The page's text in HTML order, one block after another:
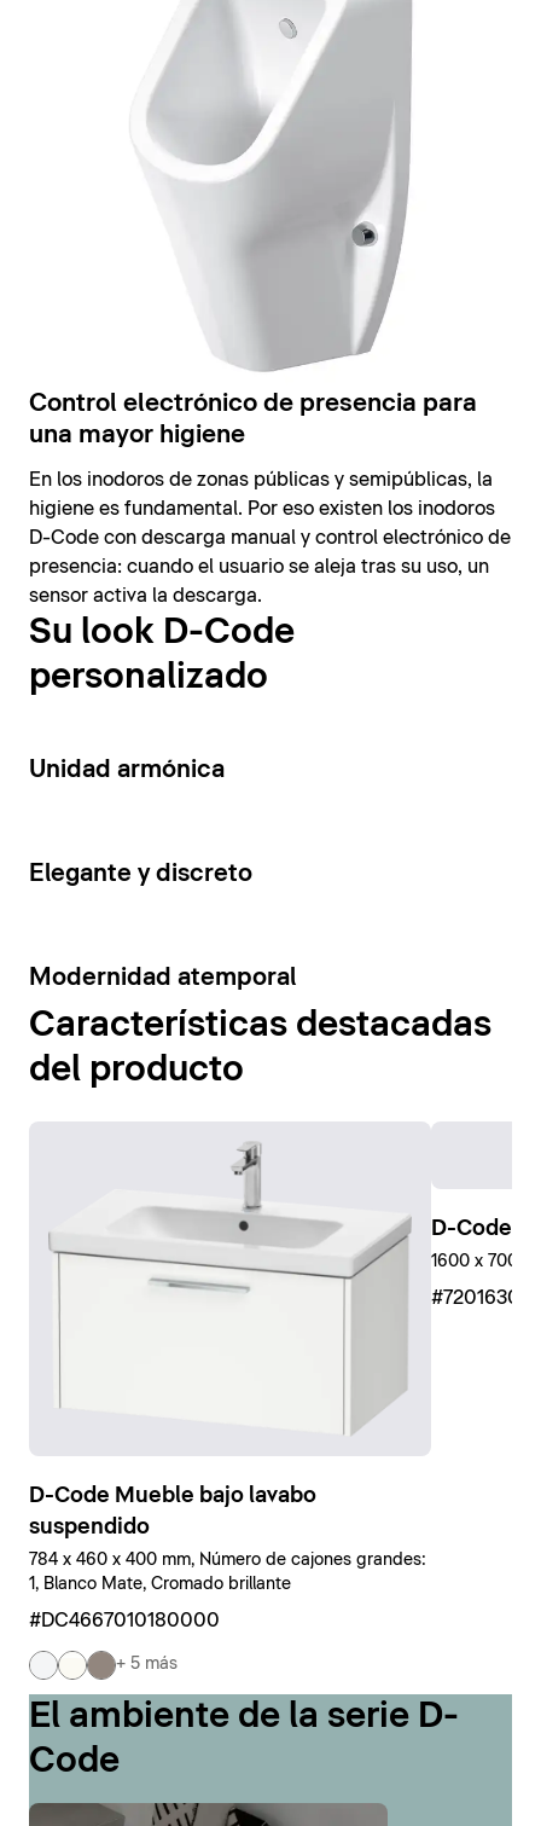
Control electrónico de presencia para
una mayor higiene
En los inodoros de zonas públicas y semipúblicas, la
higiene es fundamental. Por eso existen los inodoros
D-Code con descarga manual y control electrónico de
presencia: cuando el usuario se aleja tras su uso, un
sensor activa la descarga.
Su look D-Code
personalizado
14
Unidad armónica
15
Elegante y discreto
10
Modernidad atemporal
Características destacadas
del producto
D-Code Mueble bajo lavabo
suspendido
784 x 460 x 400 mm, Número de cajones grandes:
1, Blanco Mate, Cromado brillante
#DC4667010180000
+ 5 más
D-Code
1600 x 700
El ambiente de la serie D-
Code